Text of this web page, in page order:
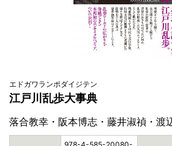
エドガワランポダイジテン
江戸川乱歩大事典
落合教幸・阪本博志・藤井淑禎・